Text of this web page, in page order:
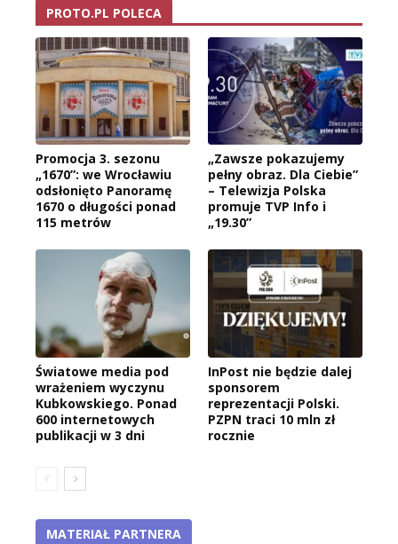
PROTO.PL POLECA
Promocja 3. sezonu
„1670”: we Wrocławiu
odsłonięto Panoramę
1670 o długości ponad
115 metrów
„Zawsze pokazujemy
pełny obraz. Dla Ciebie”
– Telewizja Polska
promuje TVP Info i
„19.30”
Światowe media pod
wrażeniem wyczynu
Kubkowskiego. Ponad
600 internetowych
publikacji w 3 dni
InPost nie będzie dalej
sponsorem
reprezentacji Polski.
PZPN traci 10 mln zł
rocznie
MATERIAŁ PARTNERA